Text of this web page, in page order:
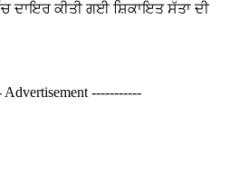
ਦਾਇਰ ਕੀਤੀ ਗਈ ਸ਼ਿਕਾਇਤ ਸੱਤਾ ਦੀ
Advertisement -----------